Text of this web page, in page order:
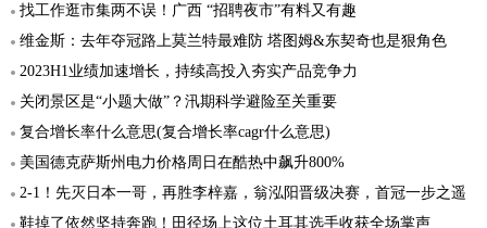
找工作逛市集两不误！广西 “招聘夜市”有料又有趣
维金斯：去年夺冠路上莫兰特最难防 塔图姆&东契奇也是狠角色
2023H1业绩加速增长，持续高投入夯实产品竞争力
关闭景区是“小题大做”？汛期科学避险至关重要
复合增长率什么意思(复合增长率cagr什么意思)
美国德克萨斯州电力价格周日在酷热中飙升800%
2-1！先灭日本一哥，再胜李梓嘉，翁泓阳晋级决赛，首冠一步之遥
鞋掉了依然坚持奔跑！田径场上这位土耳其选手收获全场掌声